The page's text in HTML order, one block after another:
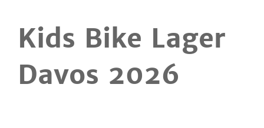
Kids Bike Lager
Davos 2026